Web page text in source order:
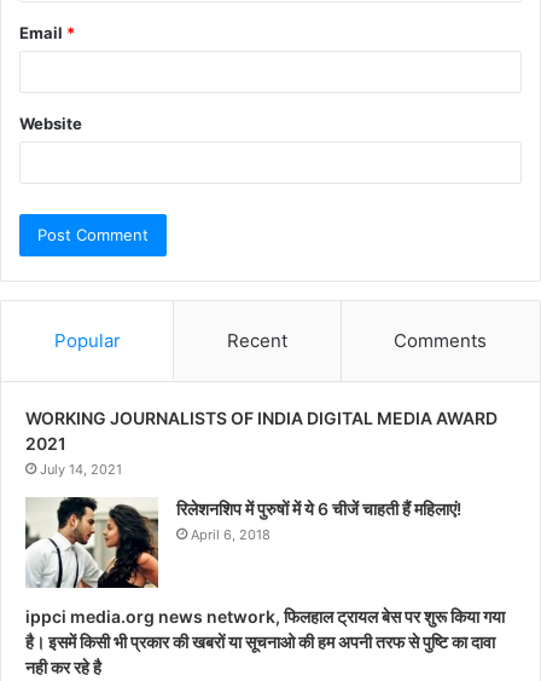
Email *
Website
Popular Recent Comments
WORKING JOURNALISTS OF INDIA DIGITAL MEDIA AWARD
2021
July 14, 2021
रिलेशनशिप में पुरुषों में ये 6 चीजें चाहती हैं महिलाएं!
April 6, 2018
ippci media.org news network, फिलहाल ट्रायल बेस पर शुरू किया गया
है। इसमें किसी भी प्रकार की खबरों या सूचनाओ की हम अपनी तरफ से पुष्टि का दावा
नही कर रहे है